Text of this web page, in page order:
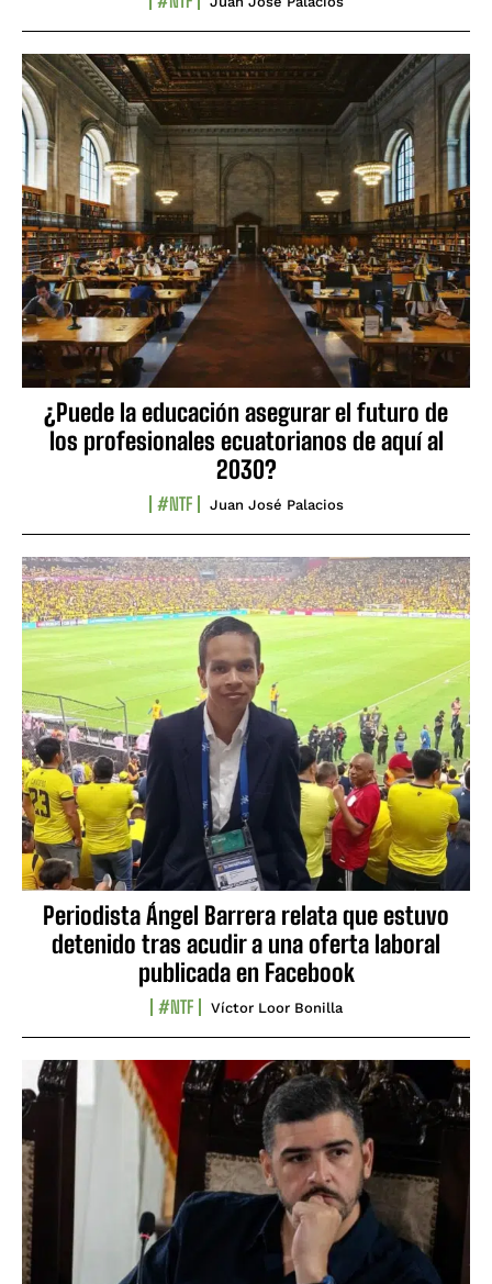
¿Puede la educación asegurar el futuro de
los profesionales ecuatorianos de aquí al
2030?
#NTF Juan José Palacios
Periodista Ángel Barrera relata que estuvo
detenido tras acudir a una oferta laboral
publicada en Facebook
#NTF Víctor Loor Bonilla